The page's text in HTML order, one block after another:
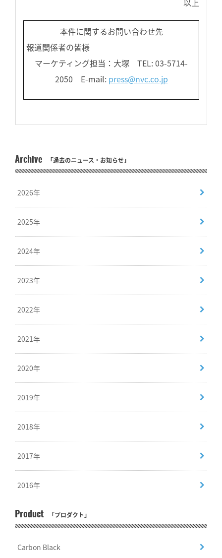
以上
本件に関するお問い合わせ先
報道関係者の皆様
マーケティング担当：大塚 TEL: 03-5714-
2050 E-mail: press@nvc.co.jp
Archive 「過去のニュース・お知らせ」
2026年
2025年
2024年
2023年
2022年
2021年
2020年
2019年
2018年
2017年
2016年
Product 「プロダクト」
Carbon Black